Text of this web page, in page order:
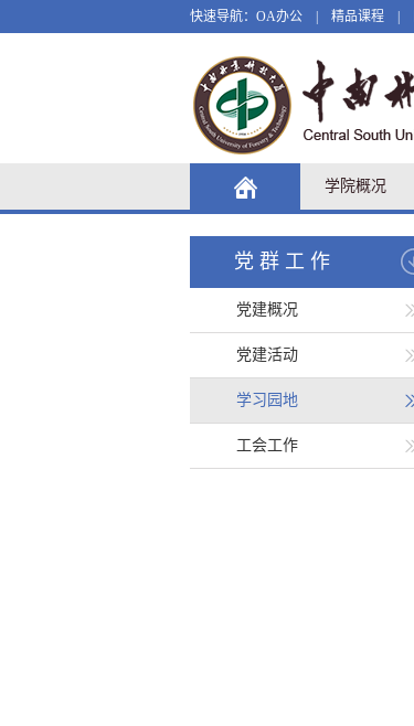
快速导航： OA办公 精品课程
学院概况
党群工作
党建概况
党建活动
学习园地
工会工作